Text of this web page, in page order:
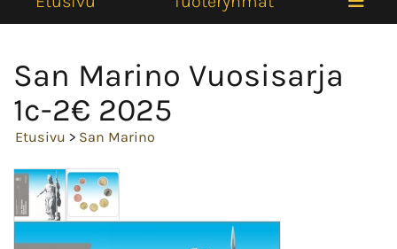
San Marino Vuosisarja
1c-2€ 2025
Etusivu > San Marino